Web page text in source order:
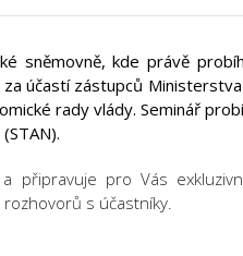
sněmovně, kde právě
účastí zástupců
rady vlády. Seminář
a připravuje pro Vás
s účastníky.